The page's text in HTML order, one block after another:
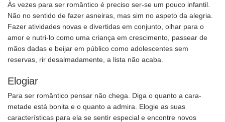
Às vezes para ser romântico é preciso ser-se um pouco infantil.
Não no sentido de fazer asneiras, mas sim no aspeto da alegria.
Fazer atividades novas e divertidas em conjunto, olhar para o
amor e nutri-lo como uma criança em crescimento, passear de
mãos dadas e beijar em público como adolescentes sem
reservas, rir desalmadamente, a lista não acaba.
Elogiar
Para ser romântico pensar não chega. Diga o quanto a cara-
metade está bonita e o quanto a admira. Elogie as suas
características para ela se sentir especial e encontre novos